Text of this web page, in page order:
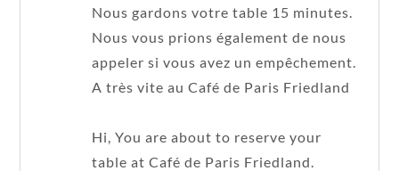
Nous gardons votre table 15 minutes.
Nous vous prions également de nous
appeler si vous avez un empêchement.
A très vite au Café de Paris Friedland
Hi, You are about to reserve your
table at Café de Paris Friedland.